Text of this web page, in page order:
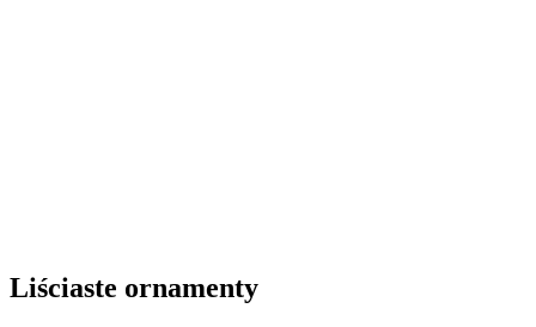
Liściaste ornamenty